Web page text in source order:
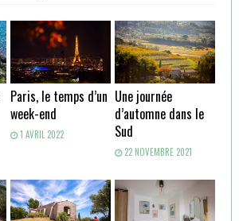
Paris, le temps d’un
week-end
1 AVRIL 2022
Une journée
d’automne dans le
Sud
22 NOVEMBRE 2021